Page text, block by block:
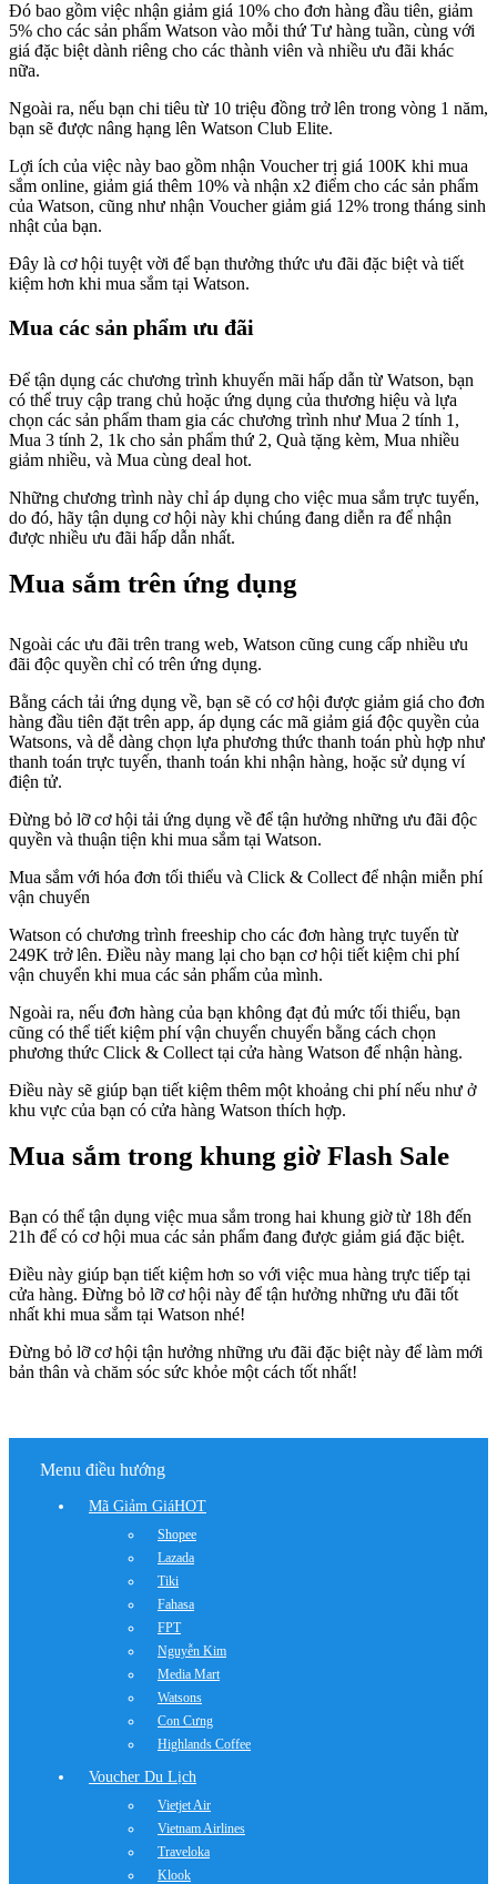
Đó bao gồm việc nhận giảm giá 10% cho đơn hàng đầu tiên, giảm
5% cho các sản phẩm Watson vào mỗi thứ Tư hàng tuần, cùng với
giá đặc biệt dành riêng cho các thành viên và nhiều ưu đãi khác
nữa.
Ngoài ra, nếu bạn chi tiêu từ 10 triệu đồng trở lên trong vòng 1 năm,
bạn sẽ được nâng hạng lên Watson Club Elite.
Lợi ích của việc này bao gồm nhận Voucher trị giá 100K khi mua
sắm online, giảm giá thêm 10% và nhận x2 điểm cho các sản phẩm
của Watson, cũng như nhận Voucher giảm giá 12% trong tháng sinh
nhật của bạn.
Đây là cơ hội tuyệt vời để bạn thưởng thức ưu đãi đặc biệt và tiết
kiệm hơn khi mua sắm tại Watson.
Mua các sản phẩm ưu đãi
Để tận dụng các chương trình khuyến mãi hấp dẫn từ Watson, bạn
có thể truy cập trang chủ hoặc ứng dụng của thương hiệu và lựa
chọn các sản phẩm tham gia các chương trình như Mua 2 tính 1,
Mua 3 tính 2, 1k cho sản phẩm thứ 2, Quà tặng kèm, Mua nhiều
giảm nhiều, và Mua cùng deal hot.
Những chương trình này chỉ áp dụng cho việc mua sắm trực tuyến,
do đó, hãy tận dụng cơ hội này khi chúng đang diễn ra để nhận
được nhiều ưu đãi hấp dẫn nhất.
Mua sắm trên ứng dụng
Ngoài các ưu đãi trên trang web, Watson cũng cung cấp nhiều ưu
đãi độc quyền chỉ có trên ứng dụng.
Bằng cách tải ứng dụng về, bạn sẽ có cơ hội được giảm giá cho đơn
hàng đầu tiên đặt trên app, áp dụng các mã giảm giá độc quyền của
Watsons, và dễ dàng chọn lựa phương thức thanh toán phù hợp như
thanh toán trực tuyến, thanh toán khi nhận hàng, hoặc sử dụng ví
điện tử.
Đừng bỏ lỡ cơ hội tải ứng dụng về để tận hưởng những ưu đãi độc
quyền và thuận tiện khi mua sắm tại Watson.
Mua sắm với hóa đơn tối thiểu và Click & Collect để nhận miễn phí
vận chuyển
Watson có chương trình freeship cho các đơn hàng trực tuyến từ
249K trở lên. Điều này mang lại cho bạn cơ hội tiết kiệm chi phí
vận chuyển khi mua các sản phẩm của mình.
Ngoài ra, nếu đơn hàng của bạn không đạt đủ mức tối thiểu, bạn
cũng có thể tiết kiệm phí vận chuyển chuyển bằng cách chọn
phương thức Click & Collect tại cửa hàng Watson để nhận hàng.
Điều này sẽ giúp bạn tiết kiệm thêm một khoảng chi phí nếu như ở
khu vực của bạn có cửa hàng Watson thích hợp.
Mua sắm trong khung giờ Flash Sale
Bạn có thể tận dụng việc mua sắm trong hai khung giờ từ 18h đến
21h để có cơ hội mua các sản phẩm đang được giảm giá đặc biệt.
Điều này giúp bạn tiết kiệm hơn so với việc mua hàng trực tiếp tại
cửa hàng. Đừng bỏ lỡ cơ hội này để tận hưởng những ưu đãi tốt
nhất khi mua sắm tại Watson nhé!
Đừng bỏ lỡ cơ hội tận hưởng những ưu đãi đặc biệt này để làm mới
bản thân và chăm sóc sức khỏe một cách tốt nhất!
Menu điều hướng
Mã Giảm GiáHOT
Shopee
Lazada
Tiki
Fahasa
FPT
Nguyễn Kim
Media Mart
Watsons
Con Cưng
Highlands Coffee
Voucher Du Lịch
Vietjet Air
Vietnam Airlines
Traveloka
Klook